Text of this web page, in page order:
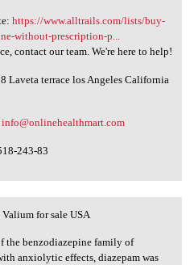
https://www.alltrails.com/lists/buy-
without-prescription-p...
contact our team. We're here to help!
Laveta terrace los Angeles California
info@onlinehealthmart.com
243-83
for sale
for sale USA
the benzodiazepine family of
anxiolytic effects, diazepam was